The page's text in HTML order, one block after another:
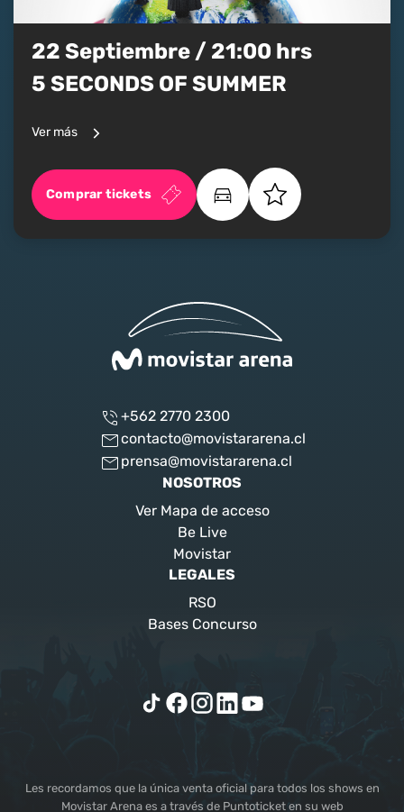
22 Septiembre / 21:00 hrs
5 SECONDS OF SUMMER
Ver más
Comprar tickets
+562 2770 2300
contacto@movistararena.cl
prensa@movistararena.cl
NOSOTROS
Ver Mapa de acceso
Be Live
Movistar
LEGALES
RSO
Bases Concurso
Les recordamos que la única venta oficial para todos los shows en
Movistar Arena es a través de Puntoticket en su web